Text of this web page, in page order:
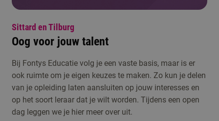
Sittard en Tilburg
Oog voor jouw talent
Bij Fontys Educatie volg je een vaste basis, maar is er
ook ruimte om je eigen keuzes te maken. Zo kun je delen
van je opleiding laten aansluiten op jouw interesses en
op het soort leraar dat je wilt worden. Tijdens een open
dag leggen we je hier meer over uit.